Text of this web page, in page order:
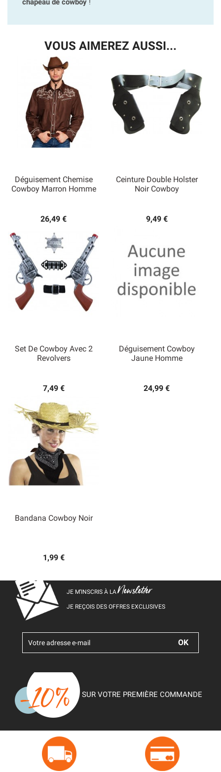
chapeau de cowboy !
VOUS AIMEREZ AUSSI...
Déguisement Chemise
Cowboy Marron Homme
26,49 €
Ceinture Double Holster
Noir Cowboy
9,49 €
Set De Cowboy Avec 2
Revolvers
7,49 €
Déguisement Cowboy
Jaune Homme
24,99 €
Bandana Cowboy Noir
1,99 €
JE M’INSCRIS À LANewsletter
JE REÇOIS DES OFFRES EXCLUSIVES
SUR VOTRE PREMIÈRE COMMANDE